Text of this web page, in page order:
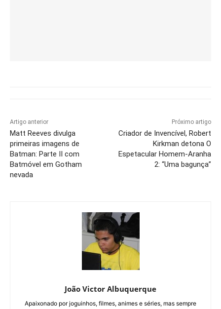
Artigo anterior
Matt Reeves divulga
primeiras imagens de
Batman: Parte II com
Batmóvel em Gotham
nevada
Próximo artigo
Criador de Invencível, Robert
Kirkman detona O
Espetacular Homem-Aranha
2: “Uma bagunça”
João Victor Albuquerque
Apaixonado por joguinhos, filmes, animes e séries, mas sempre